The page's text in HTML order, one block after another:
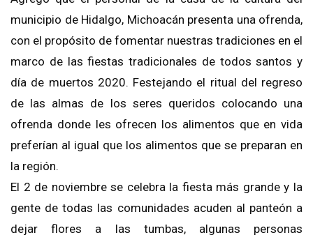
municipio de Hidalgo, Michoacán presenta una ofrenda,
con el propósito de fomentar nuestras tradiciones en el
marco de las fiestas tradicionales de todos santos y
día de muertos 2020. Festejando el ritual del regreso
de las almas de los seres queridos colocando una
ofrenda donde les ofrecen los alimentos que en vida
preferían al igual que los alimentos que se preparan en
la región.
El 2 de noviembre se celebra la fiesta más grande y la
gente de todas las comunidades acuden al panteón a
dejar flores a las tumbas, algunas personas